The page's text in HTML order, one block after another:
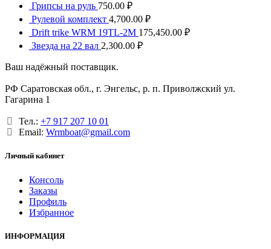
Грипсы на руль 750.00 ₽
Рулевой комплект 4,700.00 ₽
Drift trike WRM 19TL-2M 175,450.00 ₽
Звезда на 22 вал 2,300.00 ₽
Ваш надёжный поставщик.
РФ Саратовская обл., г. Энгельс, р. п. Приволжский ул.
Гагарина 1
Тел.: +7 917 207 10 01
Email: Wrmboat@gmail.com
Личный кабинет
Консоль
Заказы
Профиль
Избранное
ИНФОРМАЦИЯ